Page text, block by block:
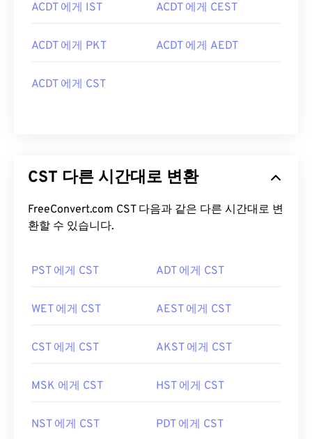
ACDT 에게 IST ACDT 에게 CEST
ACDT 에게 PKT ACDT 에게 AEDT
ACDT 에게 CST
CST 다른 시간대로 변환
FreeConvert.com CST 다음과 같은 다른 시간대로 변
환할 수 있습니다.
PST 에게 CST ADT 에게 CST
WET 에게 CST AEST 에게 CST
CST 에게 CST AKST 에게 CST
MSK 에게 CST HST 에게 CST
NST 에게 CST PDT 에게 CST